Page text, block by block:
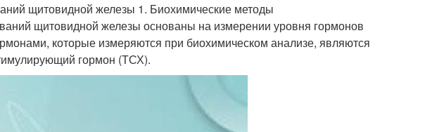
щитовидной железы 1. Биохимические методы
щитовидной железы основаны на измерении уровня гормонов
которые измеряются при биохимическом анализе, являются
гормон (ТСХ).